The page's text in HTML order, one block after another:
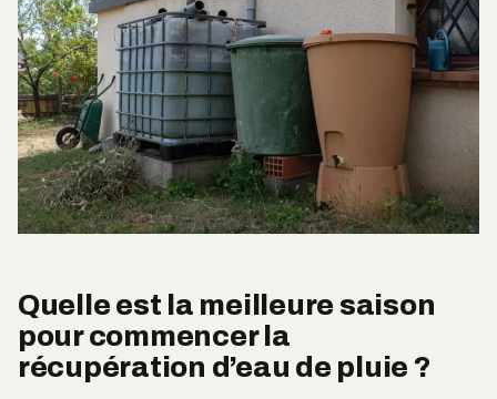
Quelle est la meilleure saison
pour commencer la
récupération d’eau de pluie ?